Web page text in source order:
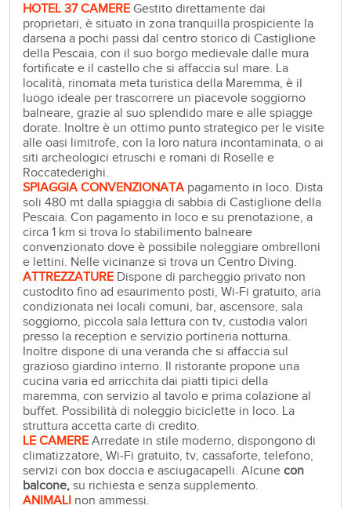
HOTEL 37 CAMERE Gestito direttamente dai
proprietari, è situato in zona tranquilla prospiciente la
darsena a pochi passi dal centro storico di Castiglione
della Pescaia, con il suo borgo medievale dalle mura
fortificate e il castello che si affaccia sul mare. La
località, rinomata meta turistica della Maremma, è il
luogo ideale per trascorrere un piacevole soggiorno
balneare, grazie al suo splendido mare e alle spiagge
dorate. Inoltre è un ottimo punto strategico per le visite
alle oasi limitrofe, con la loro natura incontaminata, o ai
siti archeologici etruschi e romani di Roselle e
Roccatederighi.
SPIAGGIA CONVENZIONATA pagamento in loco. Dista
soli 480 mt dalla spiaggia di sabbia di Castiglione della
Pescaia. Con pagamento in loco e su prenotazione, a
circa 1 km si trova lo stabilimento balneare
convenzionato dove è possibile noleggiare ombrelloni
e lettini. Nelle vicinanze si trova un Centro Diving.
ATTREZZATURE Dispone di parcheggio privato non
custodito fino ad esaurimento posti, Wi-Fi gratuito, aria
condizionata nei locali comuni, bar, ascensore, sala
soggiorno, piccola sala lettura con tv, custodia valori
presso la reception e servizio portineria notturna.
Inoltre dispone di una veranda che si affaccia sul
grazioso giardino interno. Il ristorante propone una
cucina varia ed arricchita dai piatti tipici della
maremma, con servizio al tavolo e prima colazione al
buffet. Possibilità di noleggio biciclette in loco. La
struttura accetta carte di credito.
LE CAMERE Arredate in stile moderno, dispongono di
climatizzatore, Wi-Fi gratuito, tv, cassaforte, telefono,
servizi con box doccia e asciugacapelli. Alcunecon
balcone, su richiesta e senza supplemento.
ANIMALI non ammessi.